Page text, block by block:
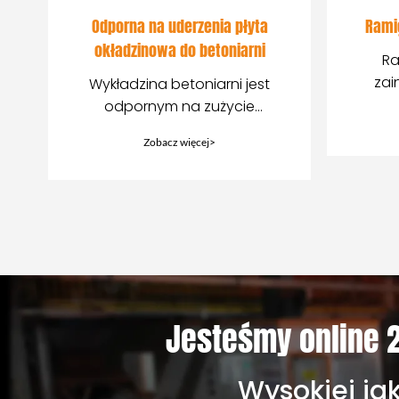
Odporna na uderzenia płyta
okładzinowa do betoniarni
Wykładzina betoniarni jest
odpornym na zużycie
zabezpieczającym
Zobacz więcej>
Jesteśmy online
Wysokiej